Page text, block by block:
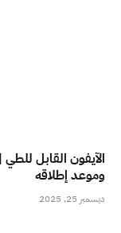
وموعد إطلاقه
ديسمبر 25, 2025